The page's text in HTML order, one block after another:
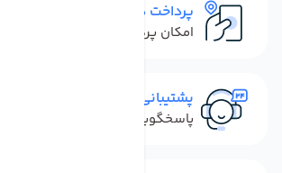
پرداخت در محل
امکان پرداخت کل فاکتور در محل
پشتیبانی سریع
پاسخگویی سریع به تماس‌ها و